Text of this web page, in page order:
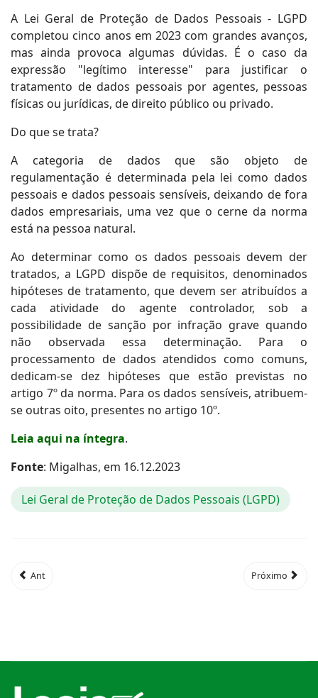
A Lei Geral de Proteção de Dados Pessoais - LGPD
completou cinco anos em 2023 com grandes avanços,
mas ainda provoca algumas dúvidas. É o caso da
expressão "legítimo interesse" para justificar o
tratamento de dados pessoais por agentes, pessoas
físicas ou jurídicas, de direito público ou privado.
Do que se trata?
A categoria de dados que são objeto de
regulamentação é determinada pela lei como dados
pessoais e dados pessoais sensíveis, deixando de fora
dados empresariais, uma vez que o cerne da norma
está na pessoa natural.
Ao determinar como os dados pessoais devem der
tratados, a LGPD dispõe de requisitos, denominados
hipóteses de tratamento, que devem ser atribuídos a
cada atividade do agente controlador, sob a
possibilidade de sanção por infração grave quando
não observada essa determinação. Para o
processamento de dados atendidos como comuns,
dedicam-se dez hipóteses que estão previstas no
artigo 7º da norma. Para os dados sensíveis, atribuem-
se outras oito, presentes no artigo 10º.
Leia aqui na íntegra.
Fonte: Migalhas, em 16.12.2023
Lei Geral de Proteção de Dados Pessoais (LGPD)
Ant Próximo